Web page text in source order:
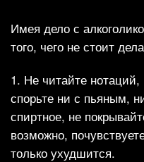
Имея дело с
того, чего не стоит
1. Не читайте нотаций,
спорьте ни с пьяным,
спиртное, не
возможно,
только ухудшится.